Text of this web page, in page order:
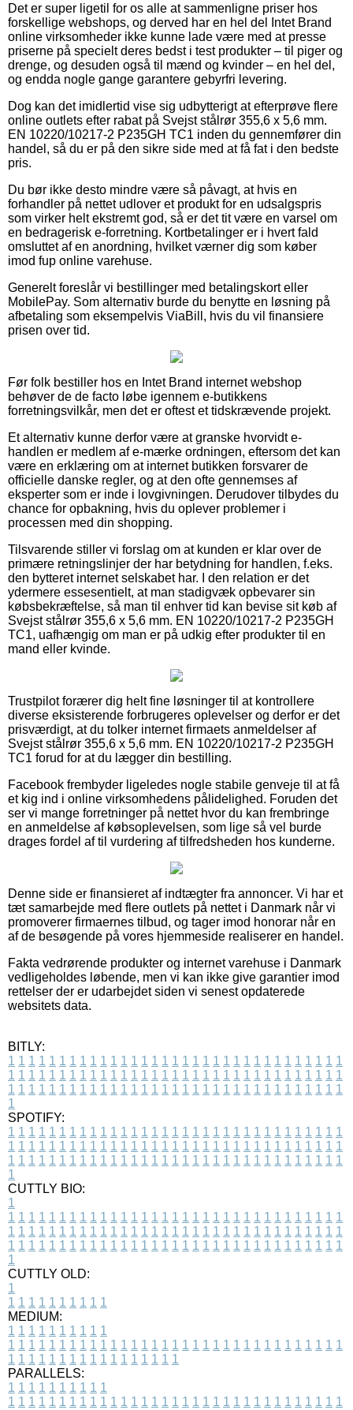
Det er super ligetil for os alle at sammenligne priser hos
forskellige webshops, og derved har en hel del Intet Brand
online virksomheder ikke kunne lade være med at presse
priserne på specielt deres bedst i test produkter – til piger og
drenge, og desuden også til mænd og kvinder – en hel del,
og endda nogle gange garantere gebyrfri levering.
Dog kan det imidlertid vise sig udbytterigt at efterprøve flere
online outlets efter rabat på Svejst stålrør 355,6 x 5,6 mm.
EN 10220/10217-2 P235GH TC1 inden du gennemfører din
handel, så du er på den sikre side med at få fat i den bedste
pris.
Du bør ikke desto mindre være så påvagt, at hvis en
forhandler på nettet udlover et produkt for en udsalgspris
som virker helt ekstremt god, så er det tit være en varsel om
en bedragerisk e-forretning. Kortbetalinger er i hvert fald
omsluttet af en anordning, hvilket værner dig som køber
imod fup online varehuse.
Generelt foreslår vi bestillinger med betalingskort eller
MobilePay. Som alternativ burde du benytte en løsning på
afbetaling som eksempelvis ViaBill, hvis du vil finansiere
prisen over tid.
Før folk bestiller hos en Intet Brand internet webshop
behøver de de facto løbe igennem e-butikkens
forretningsvilkår, men det er oftest et tidskrævende projekt.
Et alternativ kunne derfor være at granske hvorvidt e-
handlen er medlem af e-mærke ordningen, eftersom det kan
være en erklæring om at internet butikken forsvarer de
officielle danske regler, og at den ofte gennemses af
eksperter som er inde i lovgivningen. Derudover tilbydes du
chance for opbakning, hvis du oplever problemer i
processen med din shopping.
Tilsvarende stiller vi forslag om at kunden er klar over de
primære retningslinjer der har betydning for handlen, f.eks.
den bytteret internet selskabet har. I den relation er det
ydermere essesentielt, at man stadigvæk opbevarer sin
købsbekræftelse, så man til enhver tid kan bevise sit køb af
Svejst stålrør 355,6 x 5,6 mm. EN 10220/10217-2 P235GH
TC1, uafhængig om man er på udkig efter produkter til en
mand eller kvinde.
Trustpilot forærer dig helt fine løsninger til at kontrollere
diverse eksisterende forbrugeres oplevelser og derfor er det
prisværdigt, at du tolker internet firmaets anmeldelser af
Svejst stålrør 355,6 x 5,6 mm. EN 10220/10217-2 P235GH
TC1 forud for at du lægger din bestilling.
Facebook frembyder ligeledes nogle stabile genveje til at få
et kig ind i online virksomhedens pålidelighed. Foruden det
ser vi mange forretninger på nettet hvor du kan frembringe
en anmeldelse af købsoplevelsen, som lige så vel burde
drages fordel af til vurdering af tilfredsheden hos kunderne.
Denne side er finansieret af indtægter fra annoncer. Vi har et
tæt samarbejde med flere outlets på nettet i Danmark når vi
promoverer firmaernes tilbud, og tager imod honorar når en
af de besøgende på vores hjemmeside realiserer en handel.
Fakta vedrørende produkter og internet varehuse i Danmark
vedligeholdes løbende, men vi kan ikke give garantier imod
rettelser der er udarbejdet siden vi senest opdaterede
websitets data.
BITLY:
1 1 1 1 1 1 1 1 1 1 1 1 1 1 1 1 1 1 1 1 1 1 1 1 1 1 1 1 1 1 1 1 1
1 1 1 1 1 1 1 1 1 1 1 1 1 1 1 1 1 1 1 1 1 1 1 1 1 1 1 1 1 1 1 1 1
1 1 1 1 1 1 1 1 1 1 1 1 1 1 1 1 1 1 1 1 1 1 1 1 1 1 1 1 1 1 1 1 1
1
SPOTIFY:
1 1 1 1 1 1 1 1 1 1 1 1 1 1 1 1 1 1 1 1 1 1 1 1 1 1 1 1 1 1 1 1 1
1 1 1 1 1 1 1 1 1 1 1 1 1 1 1 1 1 1 1 1 1 1 1 1 1 1 1 1 1 1 1 1 1
1 1 1 1 1 1 1 1 1 1 1 1 1 1 1 1 1 1 1 1 1 1 1 1 1 1 1 1 1 1 1 1 1
1
CUTTLY BIO:
1
1 1 1 1 1 1 1 1 1 1 1 1 1 1 1 1 1 1 1 1 1 1 1 1 1 1 1 1 1 1 1 1 1
1 1 1 1 1 1 1 1 1 1 1 1 1 1 1 1 1 1 1 1 1 1 1 1 1 1 1 1 1 1 1 1 1
1 1 1 1 1 1 1 1 1 1 1 1 1 1 1 1 1 1 1 1 1 1 1 1 1 1 1 1 1 1 1 1 1
1
CUTTLY OLD:
1
1 1 1 1 1 1 1 1 1 1
MEDIUM:
1 1 1 1 1 1 1 1 1 1
1 1 1 1 1 1 1 1 1 1 1 1 1 1 1 1 1 1 1 1 1 1 1 1 1 1 1 1 1 1 1 1 1
1 1 1 1 1 1 1 1 1 1 1 1 1 1 1 1 1
PARALLELS:
1 1 1 1 1 1 1 1 1 1
1 1 1 1 1 1 1 1 1 1 1 1 1 1 1 1 1 1 1 1 1 1 1 1 1 1 1 1 1 1 1 1 1